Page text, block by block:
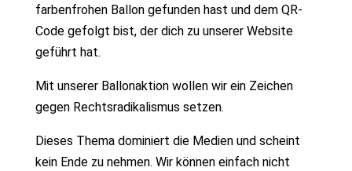
farbenfrohen Ballon gefunden hast und dem QR-
Code gefolgt bist, der dich zu unserer Website
geführt hat.
Mit unserer Ballonaktion wollen wir ein Zeichen
gegen Rechtsradikalismus setzen.
Dieses Thema dominiert die Medien und scheint
kein Ende zu nehmen. Wir können einfach nicht